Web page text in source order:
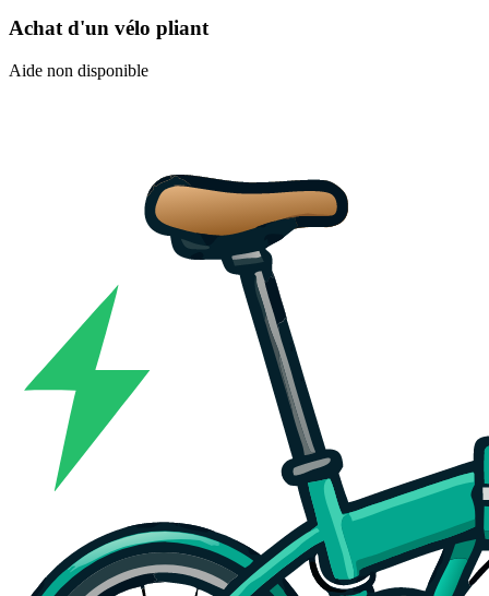
Achat d'un vélo pliant
Aide non disponible